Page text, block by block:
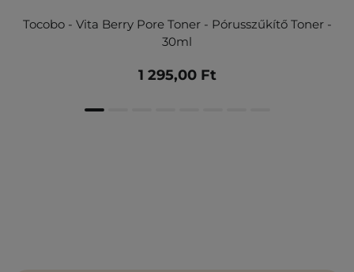
Tocobo - Vita Berry Pore Toner - Pórusszűkítő Toner -
30ml
1 295,00 Ft